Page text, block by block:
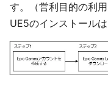
す。（営利目的の利
UE5のインストール